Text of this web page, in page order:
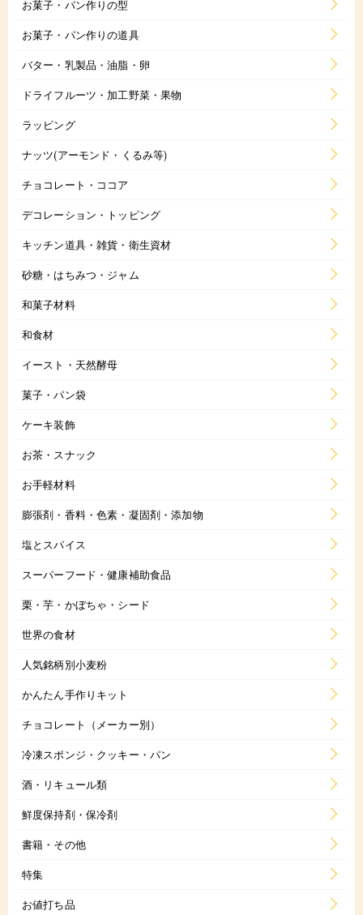
お菓子・パン作りの型
お菓子・パン作りの道具
バター・乳製品・油脂・卵
ドライフルーツ・加工野菜・果物
ラッピング
ナッツ(アーモンド・くるみ等)
チョコレート・ココア
デコレーション・トッピング
キッチン道具・雑貨・衛生資材
砂糖・はちみつ・ジャム
和菓子材料
和食材
イースト・天然酵母
菓子・パン袋
ケーキ装飾
お茶・スナック
お手軽材料
膨張剤・香料・色素・凝固剤・添加物
塩とスパイス
スーパーフード・健康補助食品
栗・芋・かぼちゃ・シード
世界の食材
人気銘柄別小麦粉
かんたん手作りキット
チョコレート（メーカー別）
冷凍スポンジ・クッキー・パン
酒・リキュール類
鮮度保持剤・保冷剤
書籍・その他
特集
お値打ち品